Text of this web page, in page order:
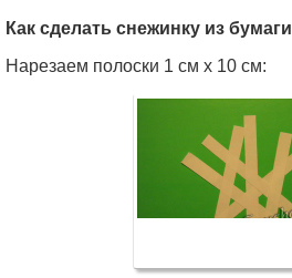
Как сделать снежинку из бумаги
Нарезаем полоски 1 см х 10 см: